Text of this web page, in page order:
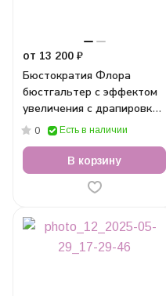
от 13 200 ₽
Бюстократия Флора
бюстгальтер с эффектом
увеличения с драпировкой
миндальный
0 Есть в наличии
В корзину